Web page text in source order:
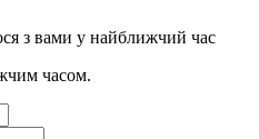
з вами у найближчий час
часом.